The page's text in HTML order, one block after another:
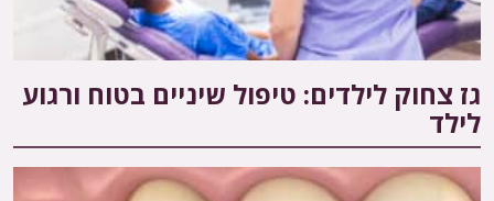
גז צחוק לילדים: טיפול שיניים בטוח ורגוע
לילד